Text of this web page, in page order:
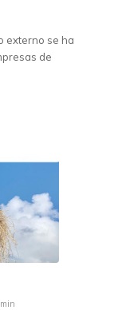
externo se ha
de